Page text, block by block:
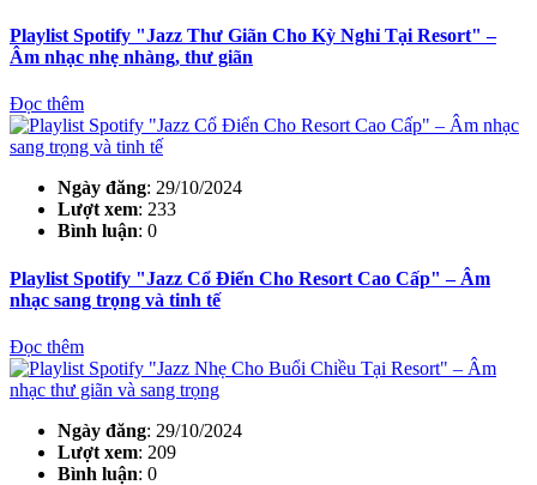
Playlist Spotify "Jazz Thư Giãn Cho Kỳ Nghỉ Tại Resort" –
Âm nhạc nhẹ nhàng, thư giãn
Đọc thêm
Ngày đăng: 29/10/2024
Lượt xem: 233
Bình luận: 0
Playlist Spotify "Jazz Cổ Điển Cho Resort Cao Cấp" – Âm
nhạc sang trọng và tinh tế
Đọc thêm
Ngày đăng: 29/10/2024
Lượt xem: 209
Bình luận: 0